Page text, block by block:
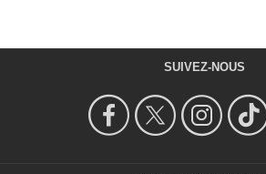
SUIVEZ-NOUS